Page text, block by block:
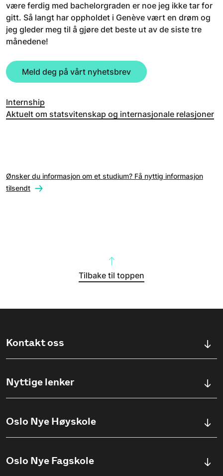
være ferdig med bachelorgraden er noe jeg ikke tar for
gitt. Så langt har oppholdet i Genève vært en drøm og
jeg gleder meg til å gjøre det beste ut av de siste tre
månedene!
Meld deg på vårt nyhetsbrev
Internship
Aktuelt om statsvitenskap og internasjonale relasjoner
Ønsker du informasjon om et studium? Få nyttig informasjon
tilsendt
Tilbake til toppen
Kontakt oss
Ullevålsveien 76, 0454 OSLO
(+47) 23 23 38 20
Nyttige lenker
Søknadsinfo
Pensumlister
Oslo Nye Høyskole
Oslo Nye Fagskole